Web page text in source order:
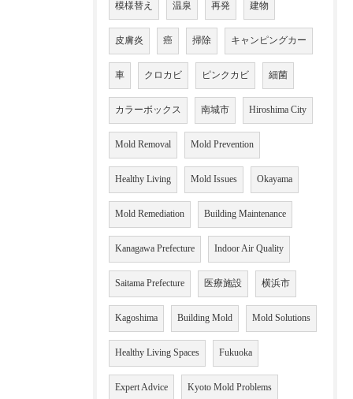
模様替え 温泉 再発 建物
皮膚炎 癌 掃除 キャンピングカー
車 クロカビ ピンクカビ 細菌
カラーボックス 南城市 Hiroshima City
Mold Removal Mold Prevention
Healthy Living Mold Issues Okayama
Mold Remediation Building Maintenance
Kanagawa Prefecture Indoor Air Quality
Saitama Prefecture 医療施設 横浜市
Kagoshima Building Mold Mold Solutions
Healthy Living Spaces Fukuoka
Expert Advice Kyoto Mold Problems